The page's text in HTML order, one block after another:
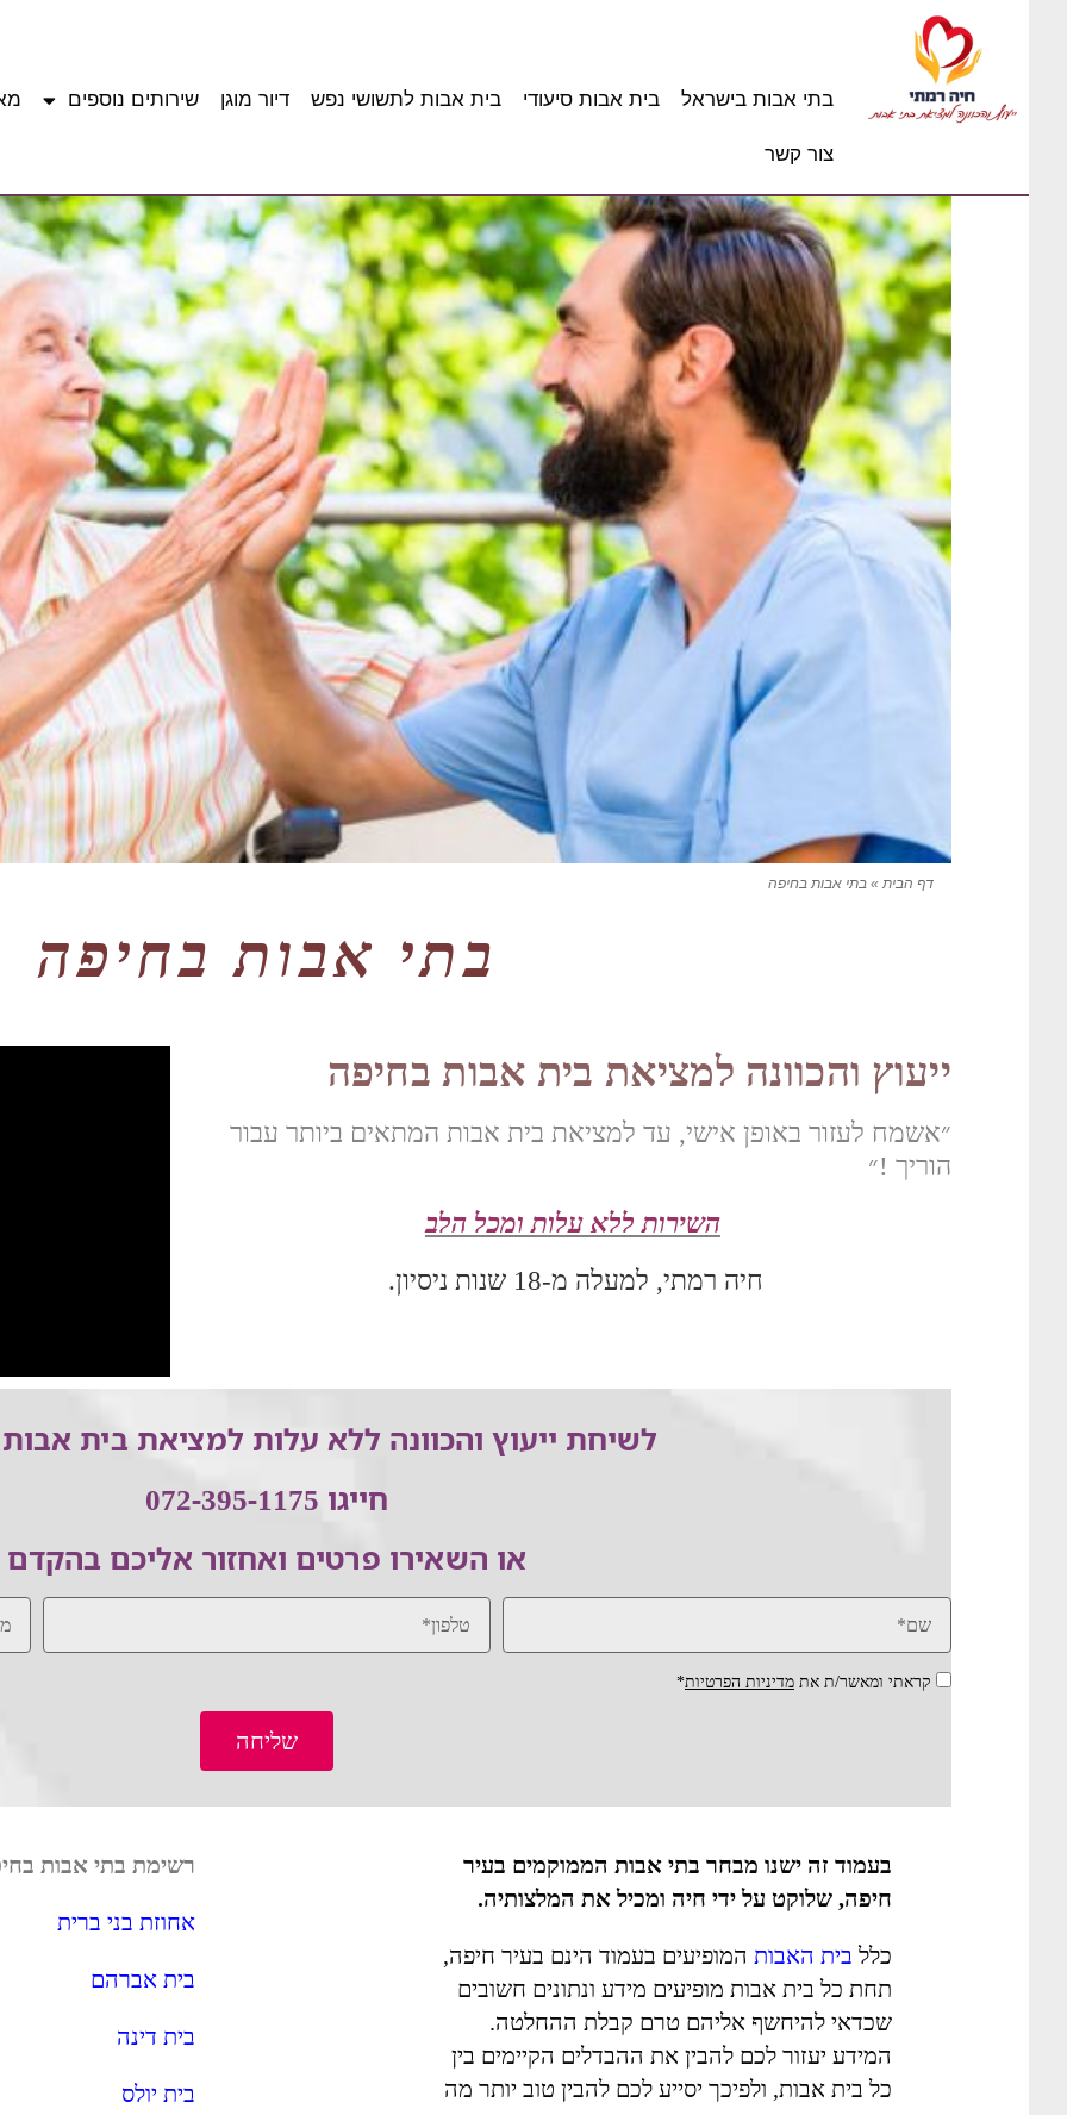
בתי אבות בישראל בית אבות סיעודי בית אבות לתשושי נפש דיור מוגן שירותים נוספים
צור קשר
דף הבית » בתי אבות בחיפה
בתי אבות בחיפה
ייעוץ והכוונה למציאת בית אבות בחיפה
״אשמח לעזור באופן אישי, עד למציאת בית אבות המתאים ביותר עבור
הוריך !״
השירות ללא עלות ומכל הלב
חיה רמתי, למעלה מ-18 שנות ניסיון.
לשיחת ייעוץ והכוונה ללא עלות למציאת בית אבות
חייגו 072-395-1175
או השאירו פרטים ואחזור אליכם בהקדם
קראתי ומאשר/ת את מדיניות הפרטיות*
שליחה
בעמוד זה ישנו מבחר בתי אבות הממוקמים בעיר
חיפה, שלוקט על ידי חיה ומכיל את המלצותיה.
כלל בית האבות המופיעים בעמוד הינם בעיר חיפה,
תחת כל בית אבות מופיעים מידע ונתונים חשובים
שכדאי להיחשף אליהם טרם קבלת ההחלטה.
המידע יעזור לכם להבין את ההבדלים הקיימים בין
כל בית אבות, ולפיכך יסייע לכם להבין טוב יותר מה
רשימת בתי אבות
אחוזת בני ברית
בית אברהם
בית דינה
בית יולס